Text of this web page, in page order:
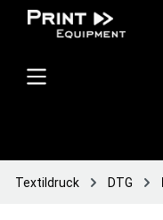
Textildruck DTG